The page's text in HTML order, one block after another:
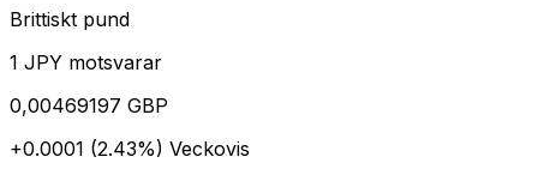
Brittiskt pund
1 JPY motsvarar
0,00469197 GBP
+0.0001 (2.43%) Veckovis